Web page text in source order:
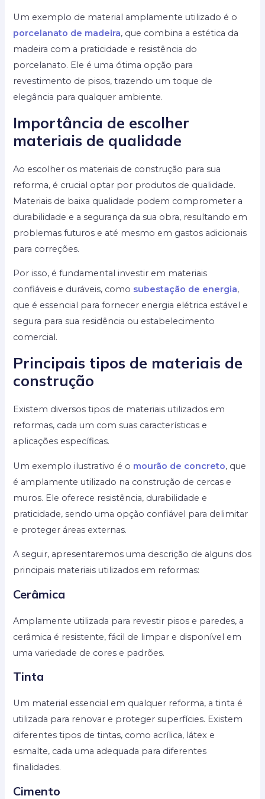
Um exemplo de material amplamente utilizado é o
porcelanato de madeira, que combina a estética da
madeira com a praticidade e resistência do
porcelanato. Ele é uma ótima opção para
revestimento de pisos, trazendo um toque de
elegância para qualquer ambiente.
Importância de escolher
materiais de qualidade
Ao escolher os materiais de construção para sua
reforma, é crucial optar por produtos de qualidade.
Materiais de baixa qualidade podem comprometer a
durabilidade e a segurança da sua obra, resultando em
problemas futuros e até mesmo em gastos adicionais
para correções.
Por isso, é fundamental investir em materiais
confiáveis e duráveis, como subestação de energia,
que é essencial para fornecer energia elétrica estável e
segura para sua residência ou estabelecimento
comercial.
Principais tipos de materiais de
construção
Existem diversos tipos de materiais utilizados em
reformas, cada um com suas características e
aplicações específicas.
Um exemplo ilustrativo é o mourão de concreto, que
é amplamente utilizado na construção de cercas e
muros. Ele oferece resistência, durabilidade e
praticidade, sendo uma opção confiável para delimitar
e proteger áreas externas.
A seguir, apresentaremos uma descrição de alguns dos
principais materiais utilizados em reformas:
Cerâmica
Amplamente utilizada para revestir pisos e paredes, a
cerâmica é resistente, fácil de limpar e disponível em
uma variedade de cores e padrões.
Tinta
Um material essencial em qualquer reforma, a tinta é
utilizada para renovar e proteger superfícies. Existem
diferentes tipos de tintas, como acrílica, látex e
esmalte, cada uma adequada para diferentes
finalidades.
Cimento